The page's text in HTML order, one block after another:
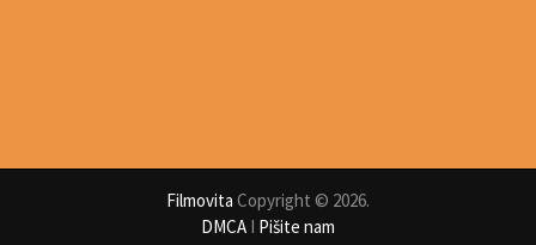
Filmovita Copyright © 2026.
DMCAI Pišite nam